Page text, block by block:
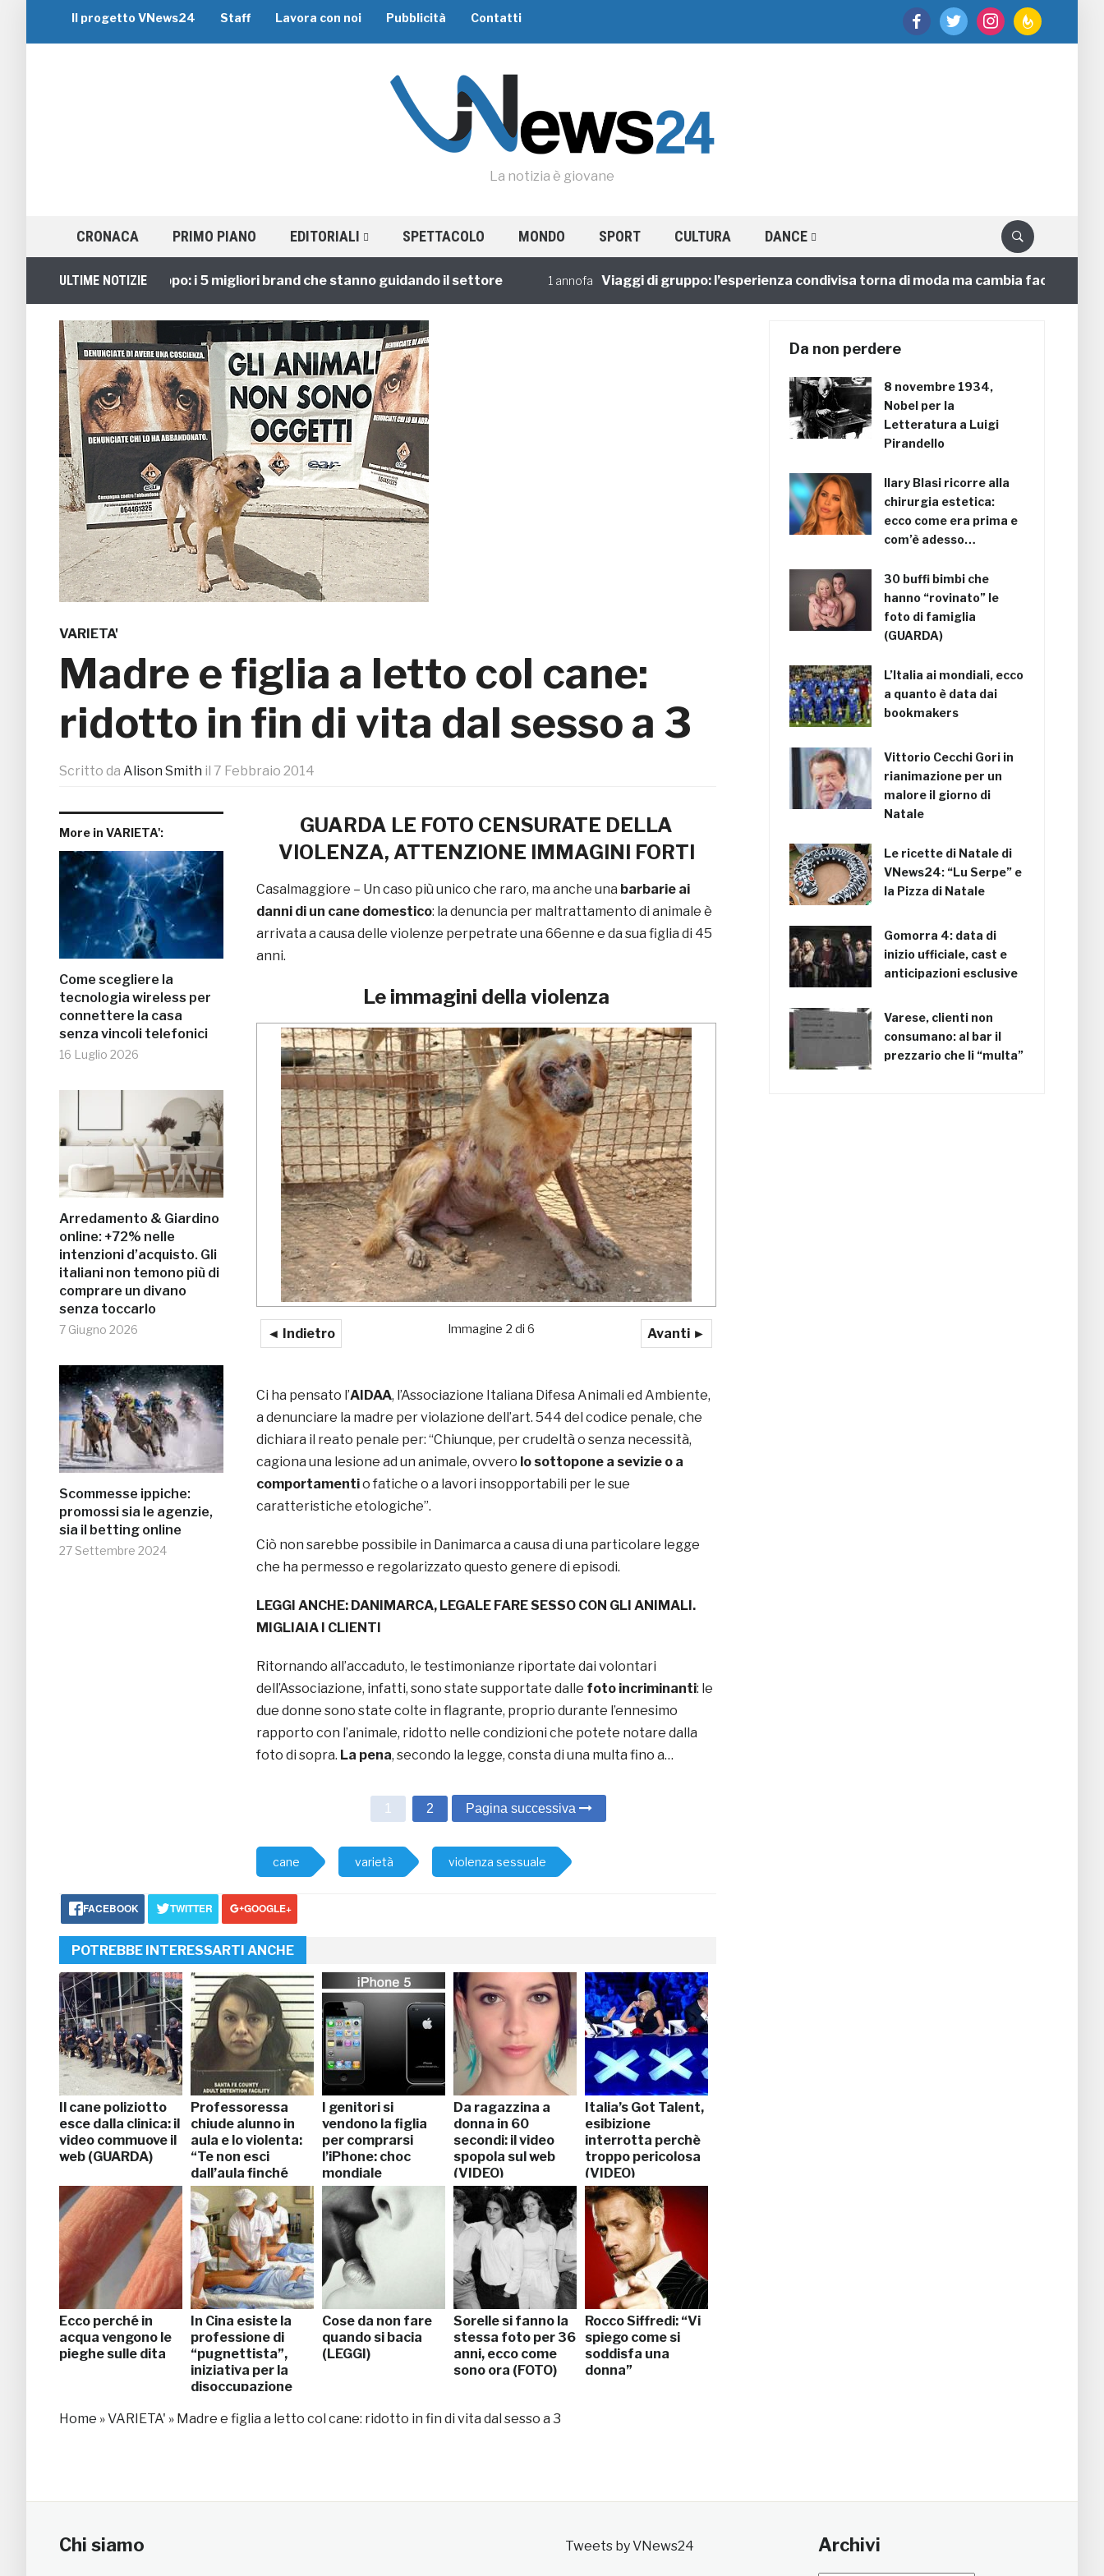
facebooktwitter instagramfeedburner
Il progetto VNews24 Staff Lavora con noi Pubblicità Contatti
La notizia è giovane
CRONACA PRIMO PIANO EDITORIALI SPETTACOLO MONDO SPORT CULTURA DANCE
ULTIME NOTIZIE
Viaggi di Gruppo: i 5 migliori brand che stanno guidando il settore 1 annofa Viaggi di gruppo: l’esperienza condivisa torna di moda ma cambia faccia
VARIETA'
Madre e figlia a letto col cane:
ridotto in fin di vita dal sesso a 3
Scritto da Alison Smith il 7 Febbraio 2014
More in VARIETA':
Come scegliere la
tecnologia wireless per
connettere la casa
senza vincoli telefonici
16 Luglio 2026
Arredamento & Giardino
online: +72% nelle
intenzioni d’acquisto. Gli
italiani non temono più di
comprare un divano
senza toccarlo
7 Giugno 2026
Scommesse ippiche:
promossi sia le agenzie,
sia il betting online
27 Settembre 2024
GUARDA LE FOTO CENSURATE DELLA
VIOLENZA, ATTENZIONE IMMAGINI FORTI
Casalmaggiore – Un caso più unico che raro, ma anche una barbarie ai
danni di un cane domestico: la denuncia per maltrattamento di animale è
arrivata a causa delle violenze perpetrate una 66enne e da sua figlia di 45
anni.
Le immagini della violenza
◄ Indietro Avanti ►
Immagine 2 di 6
Ci ha pensato l’AIDAA, l’Associazione Italiana Difesa Animali ed Ambiente,
a denunciare la madre per violazione dell’art. 544 del codice penale, che
dichiara il reato penale per: “Chiunque, per crudeltà o senza necessità,
cagiona una lesione ad un animale, ovvero lo sottopone a sevizie o a
comportamentio fatiche o a lavori insopportabili per le sue
caratteristiche etologiche”.
Ciò non sarebbe possibile in Danimarca a causa di una particolare legge
che ha permesso e regolarizzato questo genere di episodi.
LEGGI ANCHE: DANIMARCA, LEGALE FARE SESSO CON GLI ANIMALI.
MIGLIAIA I CLIENTI
Ritornando all’accaduto, le testimonianze riportate dai volontari
dell’Associazione, infatti, sono state supportate dalle foto incriminanti: le
due donne sono state colte in flagrante, proprio durante l’ennesimo
rapporto con l’animale, ridotto nelle condizioni che potete notare dalla
foto di sopra. La pena, secondo la legge, consta di una multa fino a…
1 2 Pagina successiva
cane varietà violenza sessuale
FACEBOOK TWITTER GOOGLE+
POTREBBE INTERESSARTI ANCHE
Il cane poliziotto
esce dalla clinica: il
video commuove il
web (GUARDA)
Professoressa
chiude alunno in
aula e lo violenta:
“Te non esci
dall’aula finché
non mi…” (FOTO)
I genitori si
vendono la figlia
per comprarsi
l’iPhone: choc
mondiale
Da ragazzina a
donna in 60
secondi: il video
spopola sul web
(VIDEO)
Italia’s Got Talent,
esibizione
interrotta perchè
troppo pericolosa
(VIDEO)
Ecco perché in
acqua vengono le
pieghe sulle dita
In Cina esiste la
professione di
“pugnettista”,
iniziativa per la
disoccupazione
Cose da non fare
quando si bacia
(LEGGI)
Sorelle si fanno la
stessa foto per 36
anni, ecco come
sono ora (FOTO)
Rocco Siffredi: “Vi
spiego come si
soddisfa una
donna”
Home »VARIETA' » Madre e figlia a letto col cane: ridotto in fin di vita dal sesso a 3
Da non perdere
8 novembre 1934,
Nobel per la
Letteratura a Luigi
Pirandello
Ilary Blasi ricorre alla
chirurgia estetica:
ecco come era prima e
com’è adesso…
30 buffi bimbi che
hanno “rovinato” le
foto di famiglia
(GUARDA)
L’Italia ai mondiali, ecco
a quanto è data dai
bookmakers
Vittorio Cecchi Gori in
rianimazione per un
malore il giorno di
Natale
Le ricette di Natale di
VNews24: “Lu Serpe” e
la Pizza di Natale
Gomorra 4: data di
inizio ufficiale, cast e
anticipazioni esclusive
Varese, clienti non
consumano: al bar il
prezzario che li “multa”
Chi siamo Tweets by VNews24 Archivi